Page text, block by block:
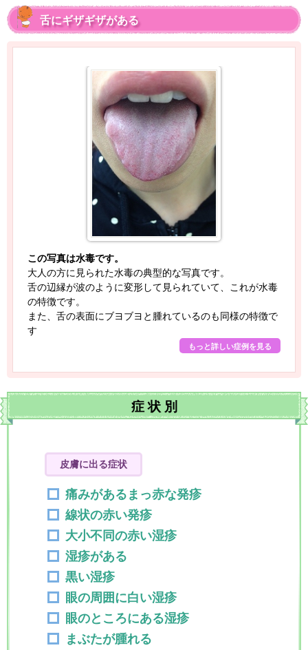
舌にギザギザがある
この写真は水毒です。
大人の方に見られた水毒の典型的な写真です。
舌の辺縁が波のように変形して見られていて、これが水毒
の特徴です。
また、舌の表面にブヨブヨと腫れているのも同様の特徴で
す
もっと詳しい症例を見る
症 状 別
皮膚に出る症状
痛みがあるまっ赤な発疹
線状の赤い発疹
大小不同の赤い湿疹
湿疹がある
黒い湿疹
眼の周囲に白い湿疹
眼のところにある湿疹
まぶたが腫れる